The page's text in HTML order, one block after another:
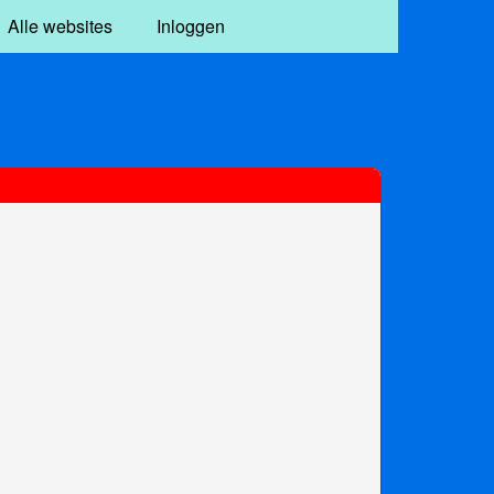
Alle websites Inloggen